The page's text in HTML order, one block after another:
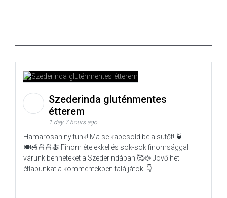
Szederinda gluténmentes
étterem
1 day 7 hours ago
Hamarosan nyitunk! Ma se kapcsold be a sütőt! 🍵
🍽️🥣🍜🍜🍝 Finom ételekkel és sok-sok finomsággal
várunk benneteket a Szederindában!🥰🥘 Jövő heti
étlapunkat a kommentekben találjátok! 👇